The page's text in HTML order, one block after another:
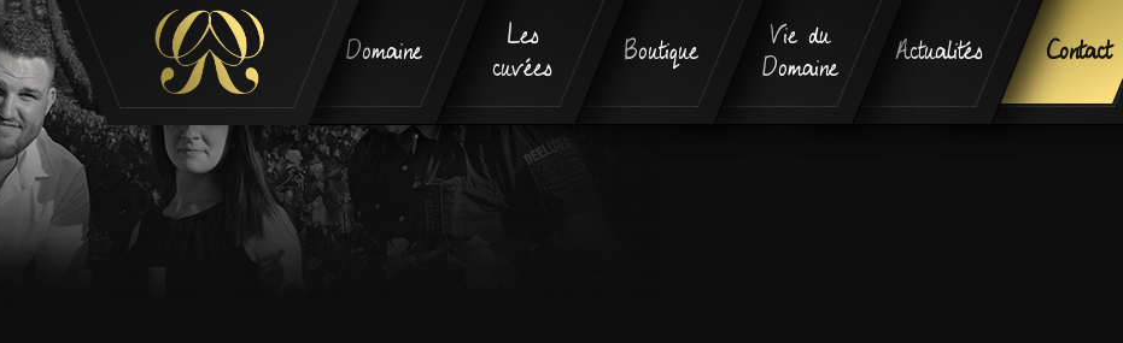
Contact
Actualités
Vie du
Domaine
Boutique
Les
cuvées
Domaine